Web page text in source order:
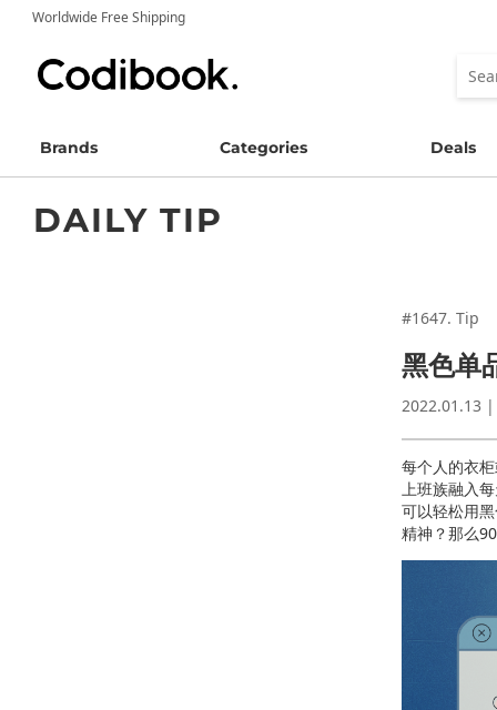
Worldwide Free Shipping
Brands Categories Deals
DAILY TIP
#1647. Tip
黑色单
2022.01.13
每个人的衣
上班族融入
可以轻松用
精神？那么